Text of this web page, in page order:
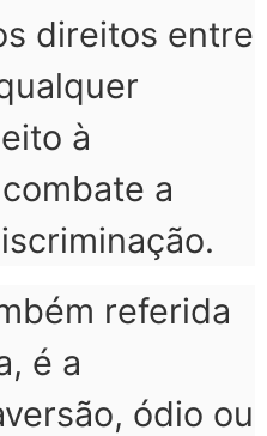
direitos entre
à
a
referida
é a
ódio ou